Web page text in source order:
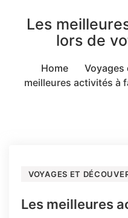
Les
lors de
Home Voyages
meilleures activités à
VOYAGES ET
Les meilleures